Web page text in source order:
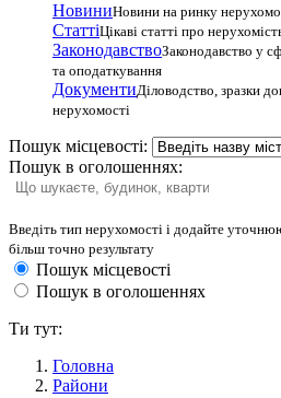
НовиниНовини на ринку
СтаттіЦікаві статті про
ЗаконодавствоЗаконодавство у
та оподаткування
ДокументиДіловодство, зразки
нерухомості
Пошук місцевості:
Пошук в оголошеннях:
Введіть тип нерухомості і додайте
більш точно результату
Пошук місцевості
Пошук в оголошеннях
Ти тут:
Головна
Райони